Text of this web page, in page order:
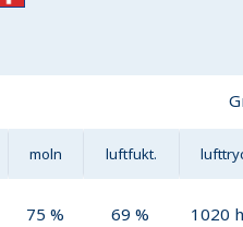
moln luftfukt.
75 % 69 % 1020